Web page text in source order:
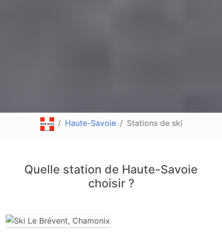
Haute-Savoie Stations de ski
Quelle station de Haute-Savoie
choisir ?